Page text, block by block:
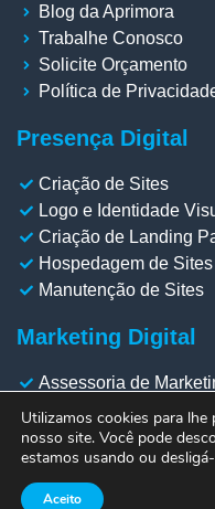
Blog da Aprimora
Trabalhe Conosco
Solicite Orçamento
Política de
Presença Digital
Criação de Sites
Logo e Identidade
Criação de Landing
Hospedagem de Sites
Manutenção de Sites
Marketing Digital
Assessoria de
Gestão de Redes
Gestão de Meta Ads
Gestão de Google Ads
Otimização SEO
Utilizamos cookies para
nosso site. Você pode
estamos usando ou
Aceito